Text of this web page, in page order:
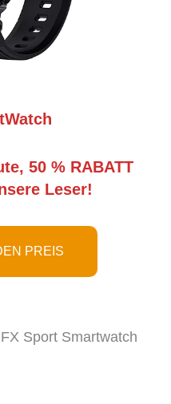
50 % RABATT
Leser!
PREIS
Sport Smartwatch